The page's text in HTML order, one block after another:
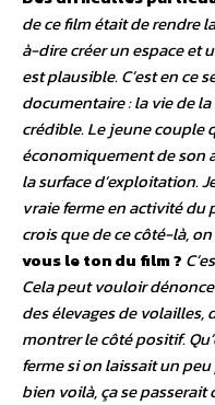
de ce film était de rendre
à-dire créer un espace et
est plausible. C’est en ce
documentaire : la vie de
crédible. Le jeune couple
économiquement de son
la surface d’exploitation.
vraie ferme en activité du
crois que de ce côté-là, on
vous le ton du film ?
Cela peut vouloir
des élevages de volailles,
montrer le côté positif.
ferme si on laissait un
bien voilà, ça se passerait